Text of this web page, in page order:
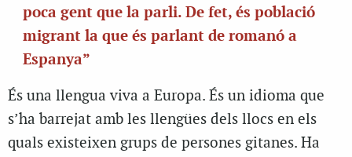
poca gent que la parli. De fet, és població
migrant la que és parlant de romanó a
Espanya”
És una llengua viva a Europa. És un idioma que
s’ha barrejat amb les llengües dels llocs en els
quals existeixen grups de persones gitanes. Ha